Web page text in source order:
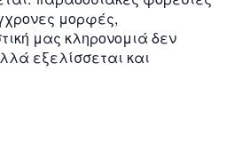
μορφές,
μας κληρονομιά δεν
εξελίσσεται και